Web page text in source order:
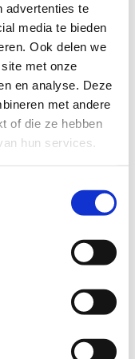
advertenties te
media te bieden
Ook delen we
met onze
en analyse. Deze
met andere
of die ze hebben
hun services.
waar menners
tweede startpunt is
de Putstraat 116 in
lussen.
is exclusief voor
km en 28 km, zijn
routes bestaan
de groene oase van